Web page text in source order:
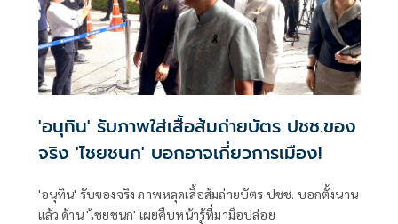
'อนุทิน' รับภาพใส่เสื้อส้มถ่ายบัตร ปชช.ของ
จริง 'ไชยชนก' บอกอาจเกี่ยวการเมือง!
'อนุทิน' รับของจริง ภาพหลุดเสื้อส้มถ่ายบัตร ปชช. บอกตั้งนาน
แล้ว ด้าน 'ไชยชนก' เผยคืบหน้ารู้ที่มามือปล่อย